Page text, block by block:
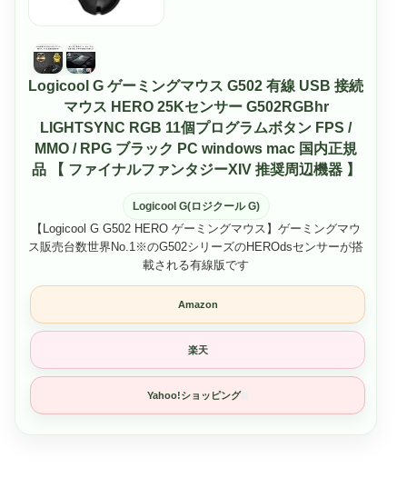
Logicool G ゲーミングマウス G502 有線 USB 接続
マウス HERO 25Kセンサー G502RGBhr
LIGHTSYNC RGB 11個プログラムボタン FPS /
MMO / RPG ブラック PC windows mac 国内正規
品 【 ファイナルファンタジーXIV 推奨周辺機器 】
Logicool G(ロジクール G)
【Logicool G G502 HERO ゲーミングマウス】ゲーミングマウ
ス販売台数世界No.1※のG502シリーズのHEROdsセンサーが搭
載される有線版です
Amazon
楽天
Yahoo!ショッピング